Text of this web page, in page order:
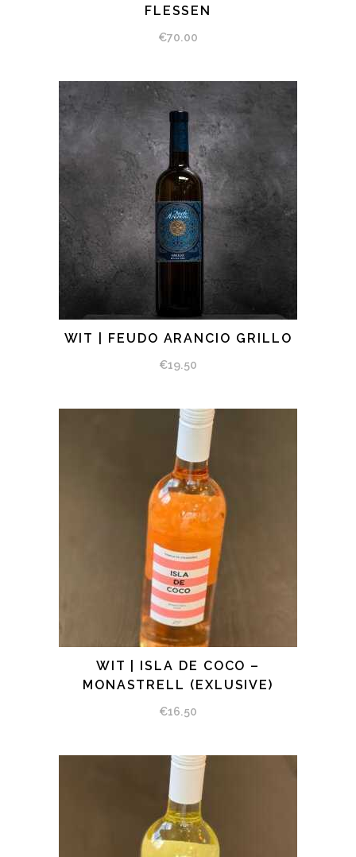
FLESSEN
€70.00
WIT | FEUDO ARANCIO GRILLO
€19.50
BEKIJK PRODUCT
WIT | ISLA DE COCO –
MONASTRELL (EXLUSIVE)
€16.50